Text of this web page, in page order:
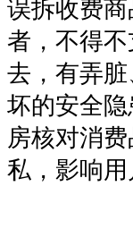
误拆收费
者，不得
去，有弄
坏的安全
房核对消
私，影响